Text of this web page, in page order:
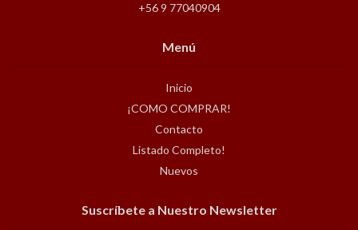
+56 9 77040904
Menú
Inicio
¡COMO COMPRAR!
Contacto
Listado Completo!
Nuevos
Suscríbete a Nuestro Newsletter